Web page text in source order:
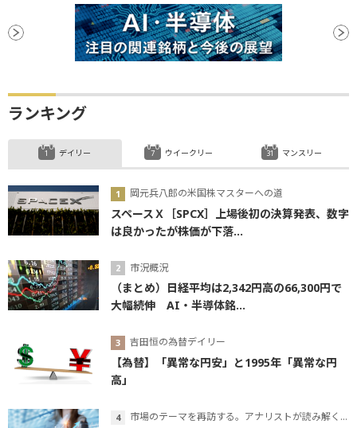
ランキング
デイリー
岡元兵八郎の米国株マスターへの道
スペースＸ［SPCX］上場後初の決算発表、数字
は良かったが株価が下落...
市況概況
（まとめ）日経平均は2,342円高の66,300円で
大幅続伸 AI・半導体銘...
吉田恒の為替デイリー
【為替】「異常な円安」と1995年「異常な円
高」
市場のテーマを再訪する。アナリストが読み解くテーマの本質
ウイークリー マンスリー